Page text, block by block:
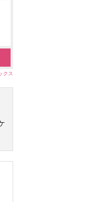
クス